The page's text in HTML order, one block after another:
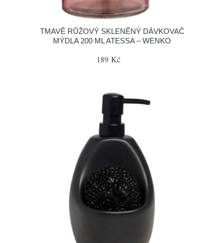
TMAVĚ RŮŽOVÝ SKLENĚNÝ DÁVKOVAČ
MÝDLA 200 ML ATESSA – WENKO
189 Kč